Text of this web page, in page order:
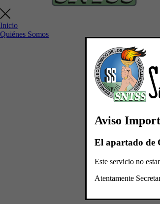
Inicio
Quiénes Somos
Aviso
El apartado de
Este servicio no
Atentamente